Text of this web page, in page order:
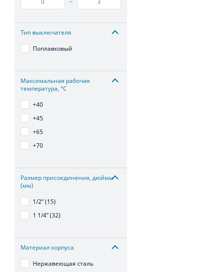
Тип выключателя
Поплавковый
Максимальная рабочая
температура, °С
+40
+45
+65
+70
Размер присоединения, дюймы
(мм)
1/2ʺ (15)
1 1/4ʺ (32)
Материал корпуса
Нержавеющая сталь